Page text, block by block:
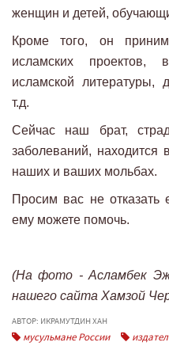
женщин и детей,
Кроме того, он
исламских проектов,
исламской литературы,
т.д.
Сейчас наш брат,
заболеваний,
наших и ваших мольбах.
Просим вас не
ему можете помочь.
(На фото - Асламбек
нашего сайта Хамзой
АВТОР: ИКРАМУТДИН ХАН
мусульмане России